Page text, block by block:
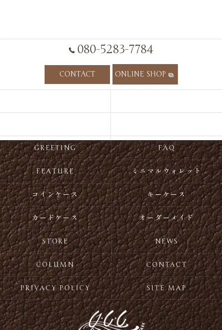
080-5283-7784
CONTACT ONLINE SHOP
GREETING FAQ
FEATURE ミニマルウォレット
コインケース キーケース
カードケース オーダーメイド
STORE NEWS
COLUMN CONTACT
PRIVACY POLICY SITE MAP